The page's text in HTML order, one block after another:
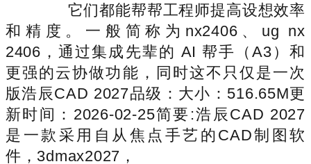
它们都能帮帮工程师提高设想效率
和精度。一般简称为nx2406、ug nx
2406，通过集成先辈的 AI 帮手（A3）和
更强的云协做功能，同时这不只仅是一次
版浩辰CAD 2027品级：大小：516.65M更
新时间：2026-02-25简要:浩辰CAD 2027
是一款采用自从焦点手艺的CAD制图软
件，3dmax2027，